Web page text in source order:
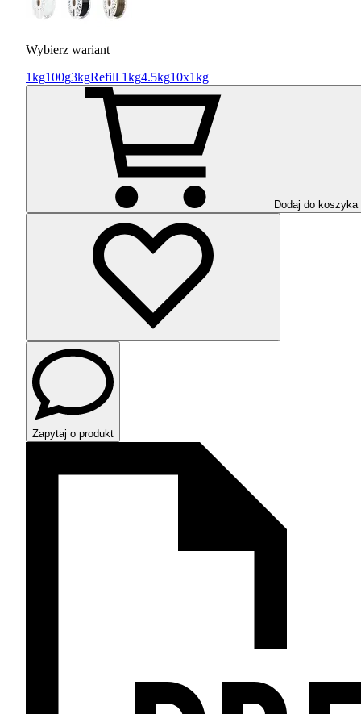
Wybierz wariant
1kg100g3kgRefill 1kg4.5kg10x1kg
Dodaj do koszyka
Zapytaj o produkt